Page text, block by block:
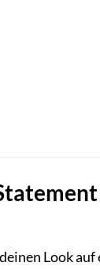
Look auf